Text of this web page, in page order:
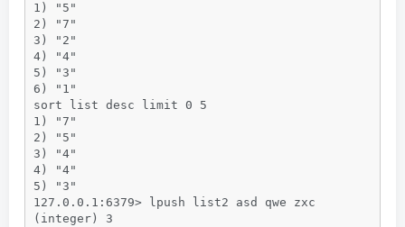
1) "5"
2) "7"
3) "2"
4) "4"
5) "3"
6) "1"
sort list desc limit 0 5
1) "7"
2) "5"
3) "4"
4) "4"
5) "3"
127.0.0.1:6379> lpush list2 asd qwe zxc
(integer) 3